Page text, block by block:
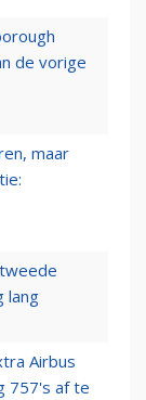
de vorige
maar
lang
Airbus
757's af te